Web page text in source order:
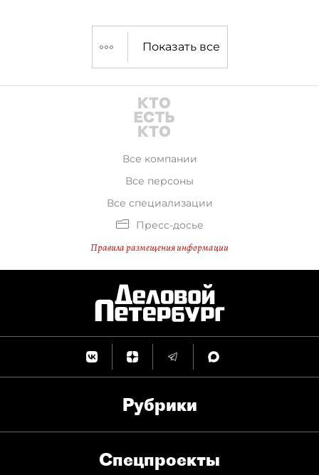
Показать все
Все компании
Все персоны
Все специализации
Пресс-досье
Правила размещения информации
Рубрики
Спец­проекты